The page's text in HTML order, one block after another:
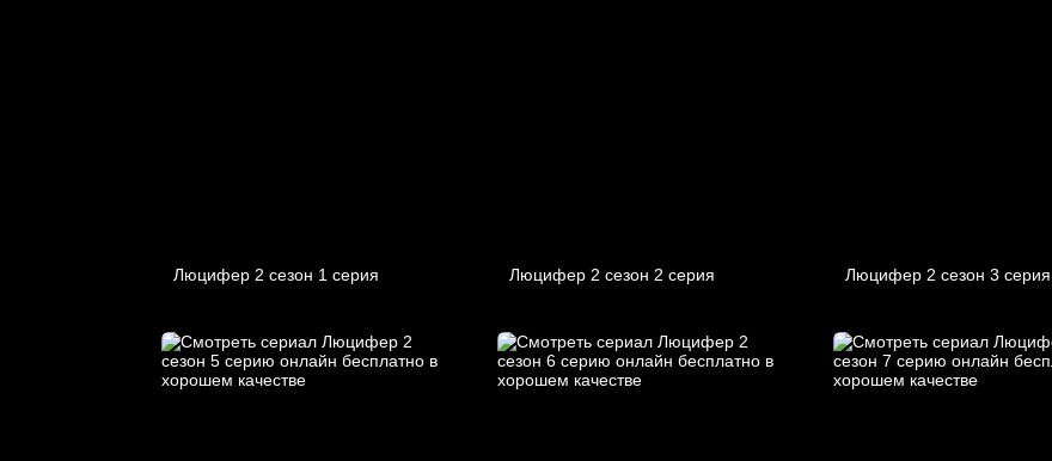
Люцифер 2 cезон 1 cерия Люцифер 2 cезон 2 cерия Люцифер 2 cезон 3 cерия